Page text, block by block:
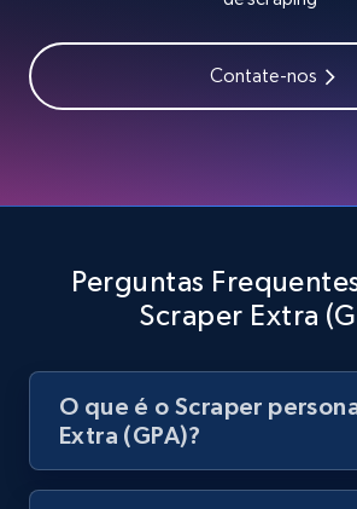
Youtube - Videos posts - Search
8.1K+ 716+
Youtube - Videos posts - Collect
posts by hashtags
URL, Title, Youtuber, Youtuber
Video length, Likes, Views, and
Contate-nos
Perguntas
Scraper Extra
O que é o Scraper
Extra (GPA)?